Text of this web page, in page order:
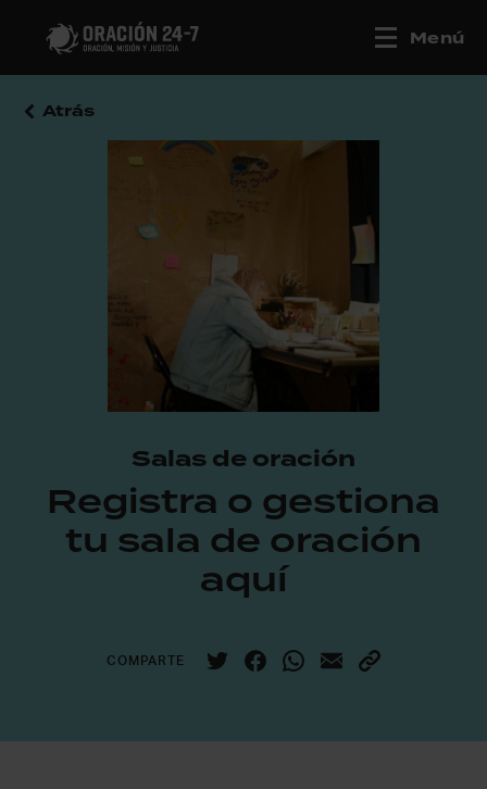
Menú
Atrás
Salas de oración
Registra o gestiona
tu sala de oración
aquí
COMPARTE